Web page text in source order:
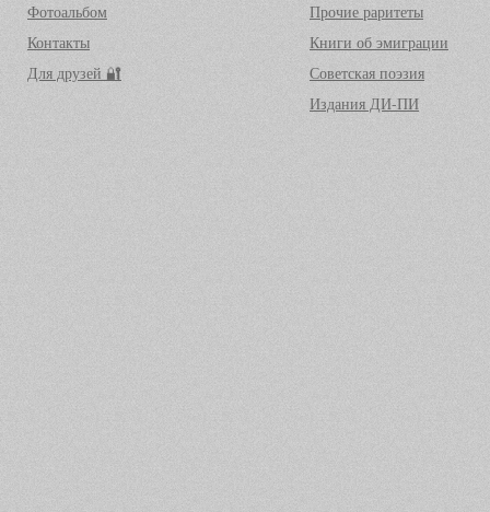
Фотоальбом
Контакты
Для друзей 🔐
Прочие раритеты
Книги об эмиграции
Советская поэзия
Издания ДИ-ПИ